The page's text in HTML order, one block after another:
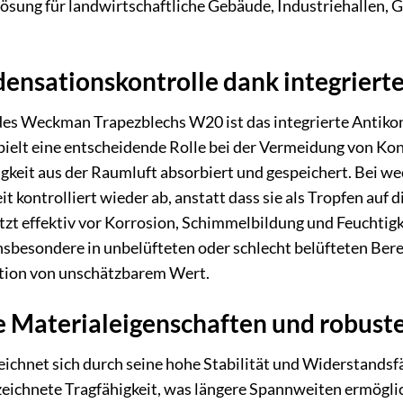
für landwirtschaftliche Gebäude, Industriehallen,
dank
Weckman Trapezblechs W20 ist das integrierte
eine entscheidende Rolle bei der Vermeidung von
aus der Raumluft absorbiert und gespeichert. Bei
kontrolliert wieder ab, anstatt dass sie als Tropfen auf
effektiv vor Korrosion, Schimmelbildung und
in unbelüfteten oder schlecht belüfteten
von unschätzbarem Wert.
Materialeigenschaften und
sich durch seine hohe Stabilität und
Tragfähigkeit, was längere Spannweiten